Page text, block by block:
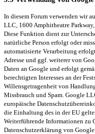
In diesem Forum verwenden wir
LLC, 1600 Amphitheatre
Diese Funktion dient zur
natürliche Person erfolgt oder
automatisierte Verarbeitung
Adresse und ggf. weiterer von
Daten an Google und erfolgt
berechtigten Interesses an der
Willensgetragenheit von
Missbrauch und Spam. Google
europäische
die Einhaltung des in der EU
Weiterführende Informationen zu
Datenschutzerklärung von